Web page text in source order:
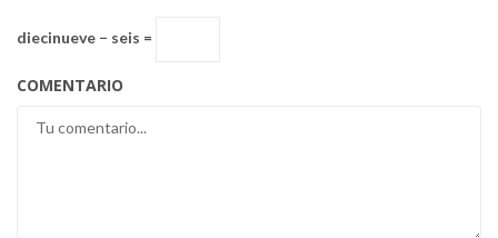
diecinueve − seis =
COMENTARIO